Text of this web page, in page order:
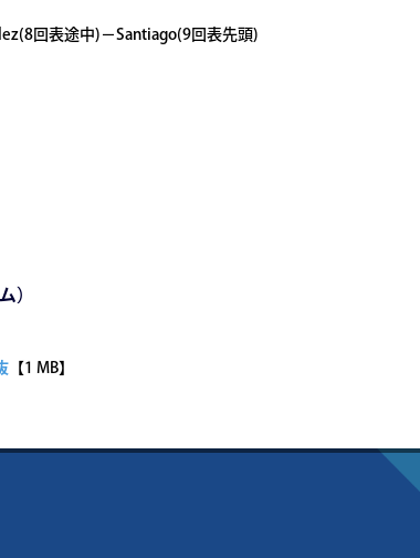
回表途中)－Santiago(9回表先頭)
）
【1 MB】